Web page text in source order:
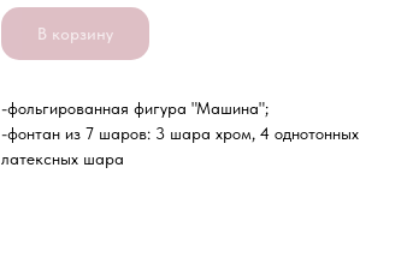
В корзину
-фольгированная фигура "Машина";
-фонтан из 7 шаров: 3 шара хром, 4 однотонных
латексных шара